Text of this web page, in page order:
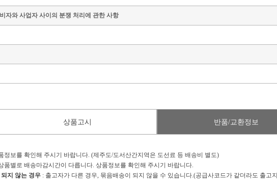
자와 사업자 사이의 분쟁 처리에 관한 사항
상품고시 반품/교환정보
정보를 확인해 주시기 바랍니다. (제주도/도서산간지역은 도선료 등 배송비 별도)
품별로 배송마감시간이 다릅니다. 상품정보를 확인해 주시기 바랍니다.
지 않는 경우 : 출고자가 다른 경우, 묶음배송이 되지 않을 수 있습니다.(공급사코드가 같더라도 출고